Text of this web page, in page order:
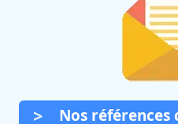
Nos références